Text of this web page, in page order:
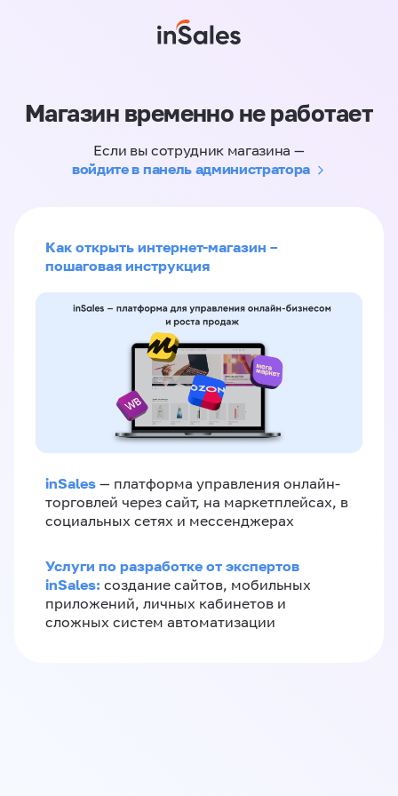
Магазин временно не работает
Если вы сотрудник магазина —
войдите в панель администратора
Как открыть интернет-магазин –
пошаговая инструкция
inSales — платформа управления онлайн-
торговлей через сайт, на маркетплейсах, в
социальных сетях и мессенджерах
Услуги по разработке от экспертов
inSales: создание сайтов, мобильных
приложений, личных кабинетов и
сложных систем автоматизации